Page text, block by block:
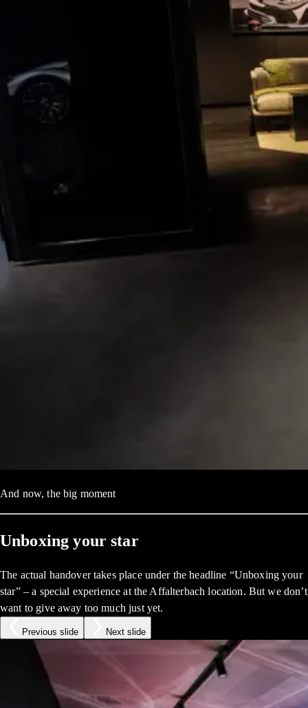
And now, the big moment
Unboxing your star
The actual handover takes place under the headline “Unboxing your
star” – a special experience at the Affalterbach location. But we don’t
want to give away too much just yet.
Previous slide Next slide